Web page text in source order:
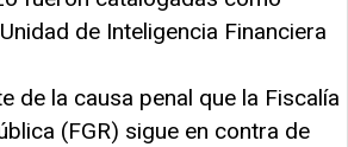
de Inteligencia Financiera
de la causa penal que la Fiscalía
(FGR) sigue en contra de